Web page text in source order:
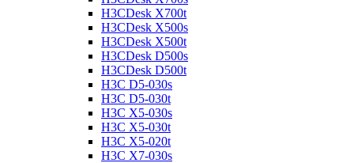
H3CDesk X700t
H3CDesk X500s
H3CDesk X500t
H3CDesk D500s
H3CDesk D500t
H3C D5-030s
H3C D5-030t
H3C X5-030s
H3C X5-030t
H3C X5-020t
H3C X7-030s